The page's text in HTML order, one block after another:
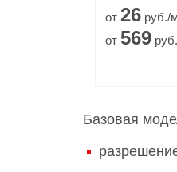
от 26 руб./
от 569 руб.
Базовая